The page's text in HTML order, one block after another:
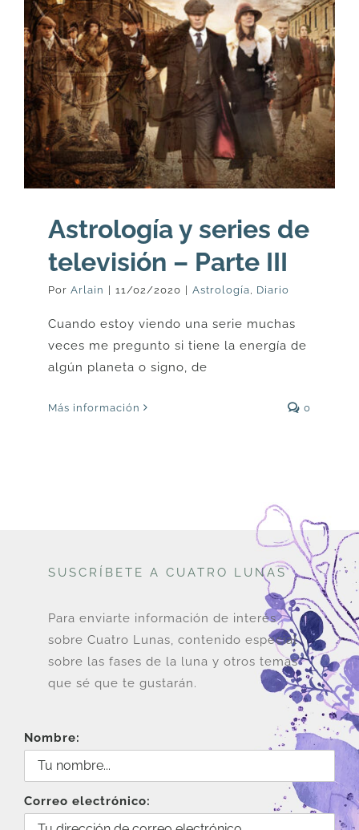
Astrología y series de
televisión – Parte III
Por Arlain 11/02/2020 Astrología Diario
Cuando estoy viendo una serie muchas
veces me pregunto si tiene la energía de
algún planeta o signo, de
Más información 0
SUSCRÍBETE A CUATRO LUNAS
Para enviarte información de interés
sobre Cuatro Lunas, contenido especial
sobre las fases de la luna y otros temas
que sé que te gustarán.
Nombre:
Correo electrónico: